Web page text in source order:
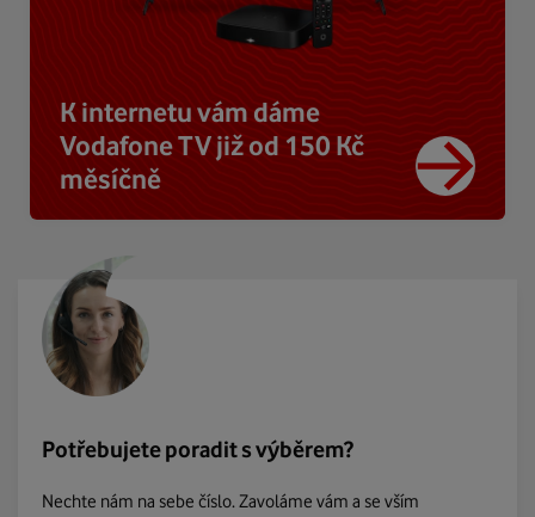
K internetu vám dáme
Vodafone TV již od 150 Kč
měsíčně
Potřebujete poradit s výběrem?
Nechte nám na sebe číslo. Zavoláme vám a se vším